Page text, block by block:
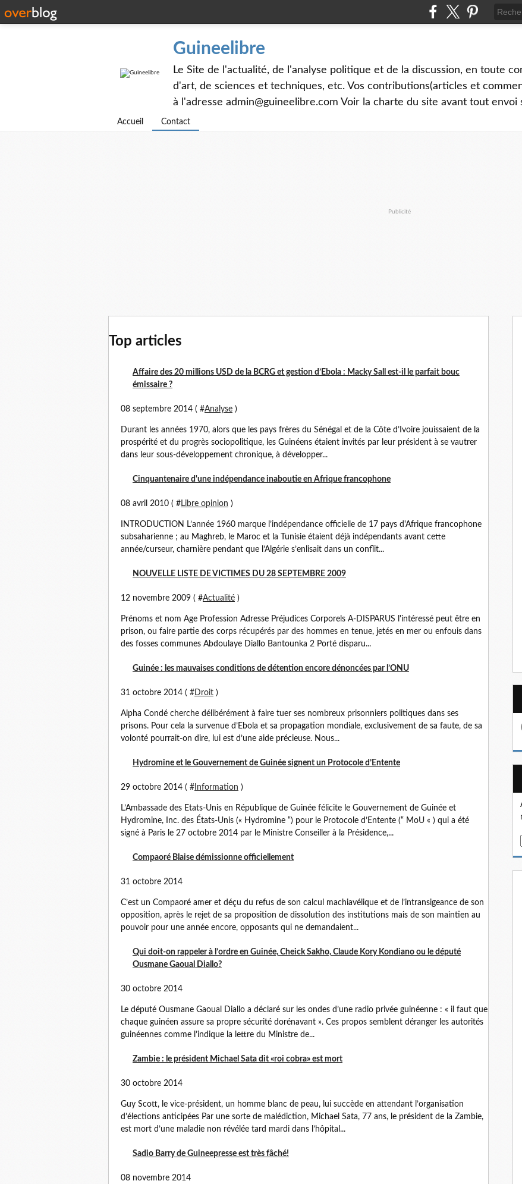
Guineelibre
Le Site de l'actualité, de l'analyse politique et de la discussion, en toute
d'art, de sciences et techniques, etc. Vos contributions(articles et
à l'adresse admin@guineelibre.com Voir la charte du site avant tout envoi
Accueil Contact
Publicité
Top articles
Affaire des 20 millions USD de la BCRG et gestion d’Ebola : Macky Sall est-il le parfait bouc
émissaire ?
08 septembre 2014 ( #Analyse )
Durant les années 1970, alors que les pays frères du Sénégal et de la Côte d’Ivoire jouissaient de la
prospérité et du progrès sociopolitique, les Guinéens étaient invités par leur président à se vautrer
dans leur sous-développement chronique, à développer...
Cinquantenaire d'une indépendance inaboutie en Afrique francophone
08 avril 2010 ( #Libre opinion )
INTRODUCTION L’année 1960 marque l’indépendance officielle de 17 pays d'Afrique francophone
subsaharienne ; au Maghreb, le Maroc et la Tunisie étaient déjà indépendants avant cette
année/curseur, charnière pendant que l’Algérie s’enlisait dans un conflit...
NOUVELLE LISTE DE VICTIMES DU 28 SEPTEMBRE 2009
12 novembre 2009 ( #Actualité )
Prénoms et nom Age Profession Adresse Préjudices Corporels A-DISPARUS l'intéressé peut être en
prison, ou faire partie des corps récupérés par des hommes en tenue, jetés en mer ou enfouis dans
des fosses communes Abdoulaye Diallo Bantounka 2 Porté disparu...
Guinée : les mauvaises conditions de détention encore dénoncées par l’ONU
31 octobre 2014 ( #Droit )
Alpha Condé cherche délibérément à faire tuer ses nombreux prisonniers politiques dans ses
prisons. Pour cela la survenue d’Ebola et sa propagation mondiale, exclusivement de sa faute, de sa
volonté pourrait-on dire, lui est d’une aide précieuse. Nous...
Hydromine et le Gouvernement de Guinée signent un Protocole d’Entente
29 octobre 2014 ( # Information )
L’Ambassade des Etats-Unis en République de Guinée félicite le Gouvernement de Guinée et
Hydromine, Inc. des États-Unis (« Hydromine “) pour le Protocole d’Entente (“ MoU « ) qui a été
signé à Paris le 27 octobre 2014 par le Ministre Conseiller à la Présidence,...
Compaoré Blaise démissionne officiellement
31 octobre 2014
C’est un Compaoré amer et déçu du refus de son calcul machiavélique et de l’intransigeance de son
opposition, après le rejet de sa proposition de dissolution des institutions mais de son maintien au
pouvoir pour une année encore, opposants qui ne demandaient...
Qui doit-on rappeler à l’ordre en Guinée, Cheick Sakho, Claude Kory Kondiano ou le député
Ousmane Gaoual Diallo?
30 octobre 2014
Le député Ousmane Gaoual Diallo a déclaré sur les ondes d’une radio privée guinéenne : « il faut que
chaque guinéen assure sa propre sécurité dorénavant ». Ces propos semblent déranger les autorités
guinéennes comme l’indique la lettre du Ministre de...
Zambie : le président Michael Sata dit «roi cobra» est mort
30 octobre 2014
Guy Scott, le vice-président, un homme blanc de peau, lui succède en attendant l’organisation
d’élections anticipées Par une sorte de malédiction, Michael Sata, 77 ans, le président de la Zambie,
est mort d’une maladie non révélée tard mardi dans l’hôpital...
Sadio Barry de Guineepresse est très fâché!
08 novembre 2014